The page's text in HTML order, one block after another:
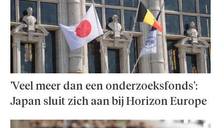
'Veel meer dan een onderzoeks­fonds':
Japan sluit zich aan bij Horizon Europe